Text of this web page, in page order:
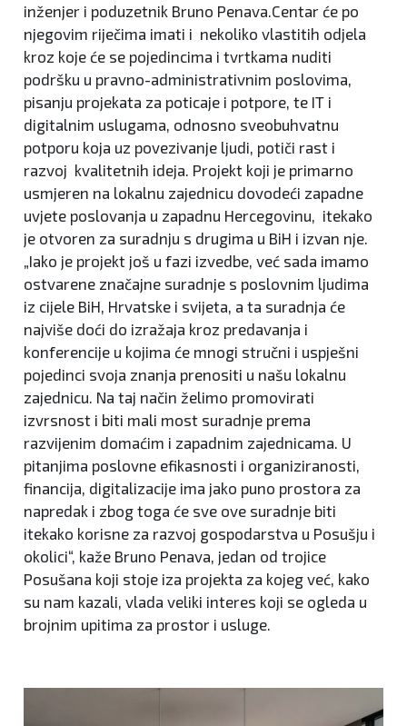
inženjer i poduzetnik Bruno Penava.Centar će po
njegovim riječima imati i nekoliko vlastitih odjela
kroz koje će se pojedincima i tvrtkama nuditi
podršku u pravno-administrativnim poslovima,
pisanju projekata za poticaje i potpore, te IT i
digitalnim uslugama, odnosno sveobuhvatnu
potporu koja uz povezivanje ljudi, potiči rast i
razvoj kvalitetnih ideja. Projekt koji je primarno
usmjeren na lokalnu zajednicu dovodeći zapadne
uvjete poslovanja u zapadnu Hercegovinu, itekako
je otvoren za suradnju s drugima u BiH i izvan nje.
„Iako je projekt još u fazi izvedbe, već sada imamo
ostvarene značajne suradnje s poslovnim ljudima
iz cijele BiH, Hrvatske i svijeta, a ta suradnja će
najviše doći do izražaja kroz predavanja i
konferencije u kojima će mnogi stručni i uspješni
pojedinci svoja znanja prenositi u našu lokalnu
zajednicu. Na taj način želimo promovirati
izvrsnost i biti mali most suradnje prema
razvijenim domaćim i zapadnim zajednicama. U
pitanjima poslovne efikasnosti i organiziranosti,
financija, digitalizacije ima jako puno prostora za
napredak i zbog toga će sve ove suradnje biti
itekako korisne za razvoj gospodarstva u Posušju i
okolici“, kaže Bruno Penava, jedan od trojice
Posušana koji stoje iza projekta za kojeg već, kako
su nam kazali, vlada veliki interes koji se ogleda u
brojnim upitima za prostor i usluge.